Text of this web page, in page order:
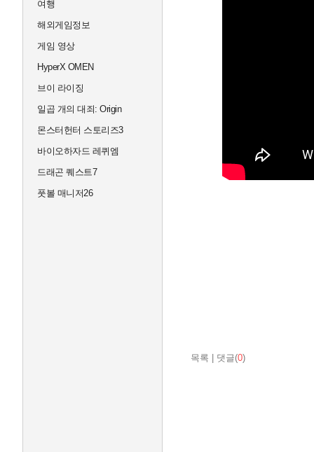
여행
해외게임정보
게임 영상
HyperX OMEN
브이 라이징
일곱 개의 대죄: Origin
몬스터헌터 스토리즈3
바이오하자드 레퀴엠
드래곤 퀘스트7
풋볼 매니저26
목록 댓글(0)